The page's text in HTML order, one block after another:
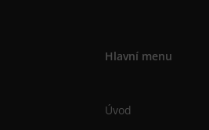
Hlavní menu
Úvod